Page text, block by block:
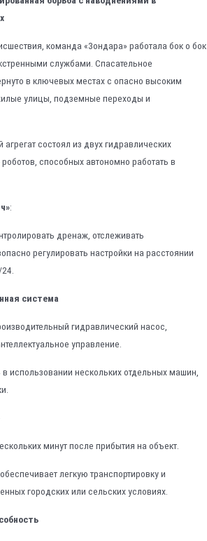
команда «Зондара» работала бок о бок
службами. Спасательное
в ключевых местах с опасно высоким
улицы, подземные переходы и
состоял из двух гидравлических
способных автономно работать в
:
дренаж, отслеживать
регулировать настройки на расстоянии
система
гидравлический насос,
управление.
использовании нескольких отдельных машин,
минут после прибытия на объект.
легкую транспортировку и
городских или сельских условиях.